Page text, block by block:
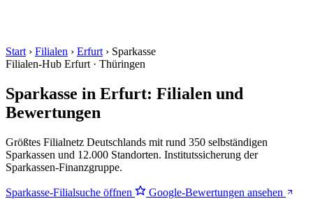
Start › Filialen › Erfurt › Sparkasse
Filialen-Hub Erfurt · Thüringen
Sparkasse in Erfurt: Filialen und
Bewertungen
Größtes Filialnetz Deutschlands mit rund 350 selbständigen
Sparkassen und 12.000 Standorten. Institutssicherung der
Sparkassen-Finanzgruppe.
Sparkasse-Filialsuche öffnen
Google-Bewertungen ansehen